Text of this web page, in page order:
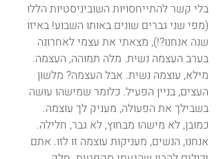
בלי קשר להתייחסויות השוביניסטיות הללו
(מפי שני גברים שונים באותו השבוע! באיזו
שנה אנחנו?!), מצאתי את עצמי לאחרונה
בערב העצמה נשית. מלה תמוהה, העצמה.
מילא, עוצמה נשית. אבל העצמה? מלשון
העצים, בניין הפעיל. כלומר שמישהו עושה
בשבילך את הפעולה, מעניק לך עוצמה.
כמובן, לא מישהו מבחוץ, לא גבר, חלילה.
אנחנו, הנשים, מעניקות עוצמה זו לזו. אתם